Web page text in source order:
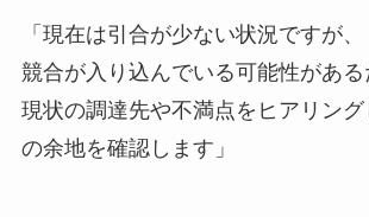
「現在は引合が少ない状況ですが、
競合が入り込んでいる可能性がある
現状の調達先や不満点をヒアリング
の余地を確認します」